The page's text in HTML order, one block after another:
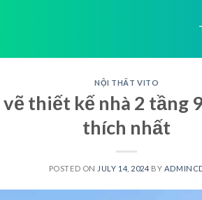
NỘI THẤT VITO
vẽ thiết kế nhà 2 tầng
thích nhất
POSTED ON JULY 14, 2024 BY